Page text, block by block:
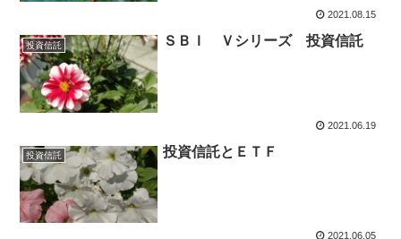
2021.08.15
投資信託 ＳＢＩ Ｖシリーズ 投資信託
2021.06.19
投資信託 投資信託とＥＴＦ
2021.06.05